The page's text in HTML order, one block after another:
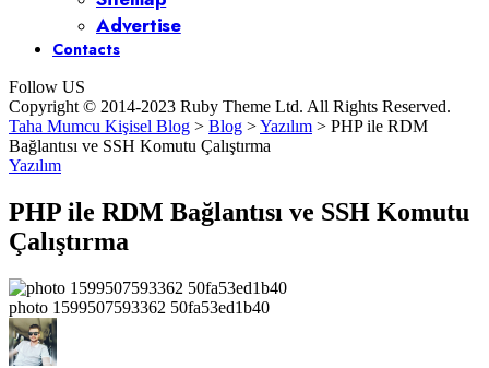
Advertise
Contacts
Follow US
Copyright © 2014-2023 Ruby Theme Ltd. All Rights Reserved.
Taha Mumcu Kişisel Blog > Blog >Yazılım > PHP ile RDM
Bağlantısı ve SSH Komutu Çalıştırma
Yazılım
PHP ile RDM Bağlantısı ve SSH Komutu
Çalıştırma
photo 1599507593362 50fa53ed1b40